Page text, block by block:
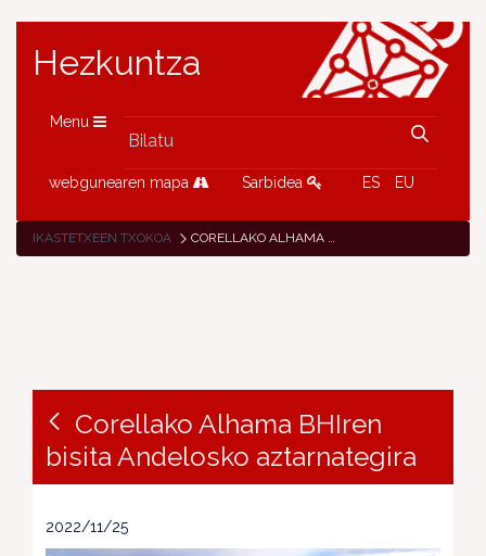
Hezkuntza
Menu
webgunearen mapa Sarbidea ES EU
IKASTETXEEN TXOKOA CORELLAKO ALHAMA BHIREN BISITA ANDELOSKO AZTARNATEGIRA
Corellako Alhama BHIren
bisita Andelosko aztarnategira
2022/11/25